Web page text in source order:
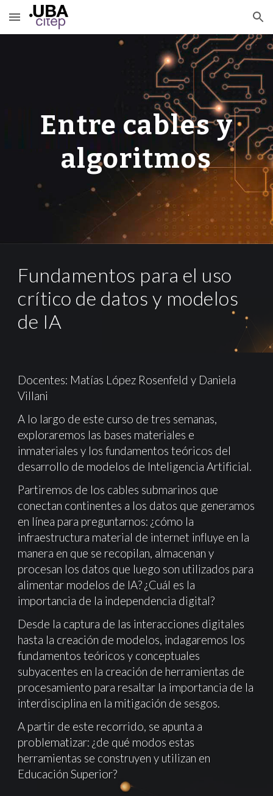
Skip to main content Skip to navigation
Entre cables y
algoritmos
Fundamentos para el uso
crítico de datos y modelos
de IA
Docentes: Matías López Rosenfeld y Daniela
Villani
A lo largo de este curso de tres semanas,
exploraremos las bases materiales e
inmateriales y los fundamentos teóricos del
desarrollo de modelos de Inteligencia Artificial.
Partiremos de los cables submarinos que
conectan continentes a los datos que generamos
en línea para preguntarnos: ¿cómo la
infraestructura material de internet influye en la
manera en que se recopilan, almacenan y
procesan los datos que luego son utilizados para
alimentar modelos de IA? ¿Cuál es la
importancia de la independencia digital?
Desde la captura de las interacciones digitales
hasta la creación de modelos, indagaremos los
fundamentos teóricos y conceptuales
subyacentes en la creación de herramientas de
procesamiento para resaltar la importancia de la
interdisciplina en la mitigación de sesgos.
A partir de este recorrido, se apunta a
problematizar: ¿de qué modos estas
herramientas se construyen y utilizan en
Educación Superior?